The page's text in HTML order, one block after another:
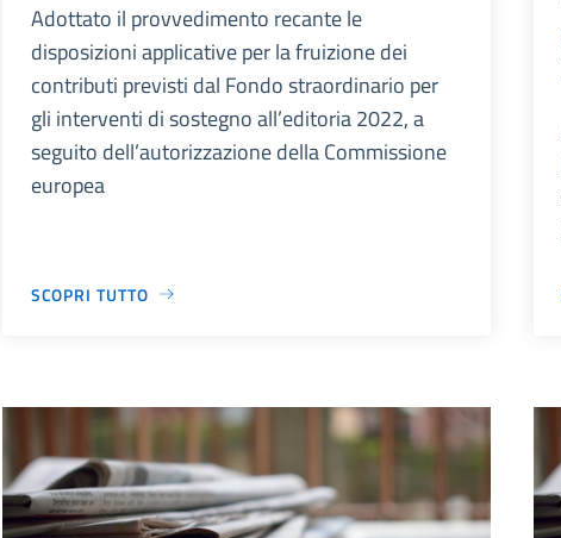
Adottato il provvedimento recante le
disposizioni applicative per la fruizione dei
contributi previsti dal Fondo straordinario per
gli interventi di sostegno all’editoria 2022, a
seguito dell’autorizzazione della Commissione
europea
SCOPRI TUTTO